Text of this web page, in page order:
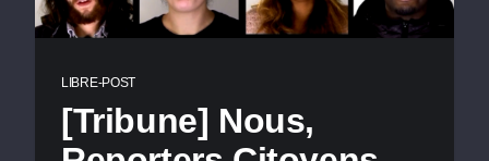
LIBRE-POST
[Tribune] Nous,